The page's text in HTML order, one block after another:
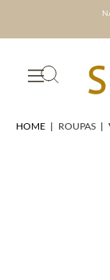
HOME | ROUPAS |